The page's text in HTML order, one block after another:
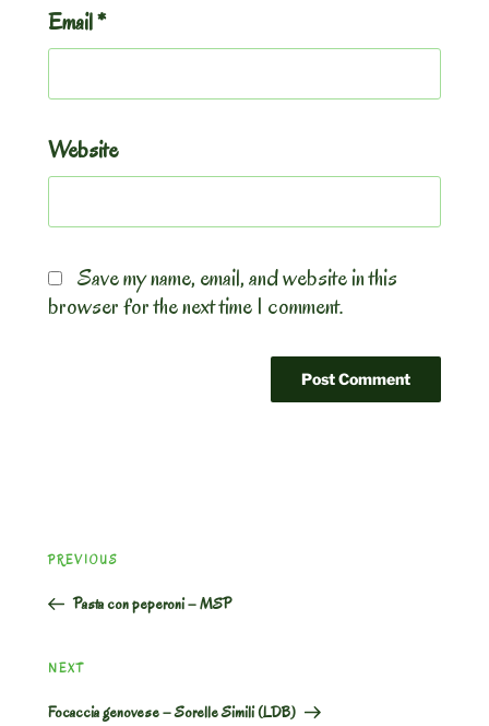
Email*
Website
Save my name, email, and website in this
browser for the next time I comment.
navigation
Previous
Post
PREVIOUS
Pasta con peperoni – MSP
Next
NEXT
Focaccia genovese – Sorelle Simili (LDB)